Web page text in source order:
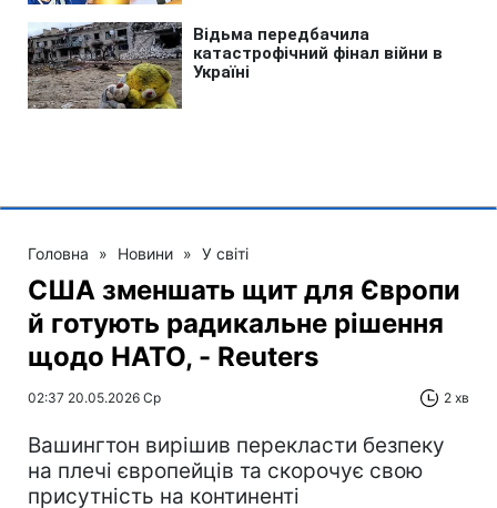
Головна » Новини » У світі
США зменшать щит для Європи
й готують радикальне рішення
щодо НАТО, - Reuters
02:37 20.05.2026 Ср 2 хв
Вашингтон вирішив перекласти безпеку
на плечі європейців та скорочує свою
присутність на континенті